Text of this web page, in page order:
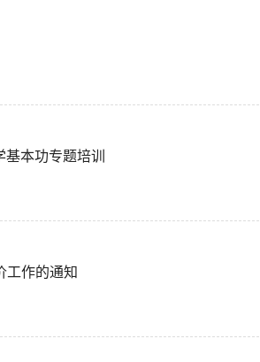
本功专题培训
工作的通知